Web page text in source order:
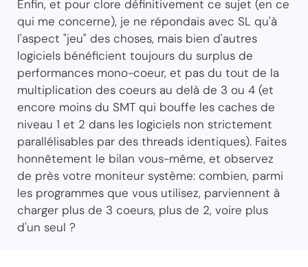
Enfin, et pour clore définitivement ce sujet (en ce
qui me concerne), je ne répondais avec SL qu'à
l'aspect "jeu" des choses, mais bien d'autres
logiciels bénéficient toujours du surplus de
performances mono-coeur, et pas du tout de la
multiplication des coeurs au delà de 3 ou 4 (et
encore moins du SMT qui bouffe les caches de
niveau 1 et 2 dans les logiciels non strictement
parallélisables par des threads identiques). Faites
honnêtement le bilan vous-même, et observez
de près votre moniteur système: combien, parmi
les programmes que vous utilisez, parviennent à
charger plus de 3 coeurs, plus de 2, voire plus
d'un seul ?